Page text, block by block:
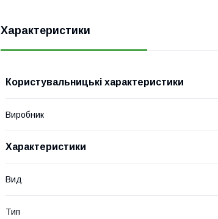
Характеристики
Користувальницькі характеристики
Виробник
Характеристики
Вид
Тип